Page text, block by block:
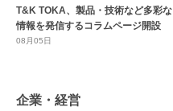
T&K TOKA、製品・技術など多彩な
情報を発信するコラムページ開設
08月05日
企業・経営